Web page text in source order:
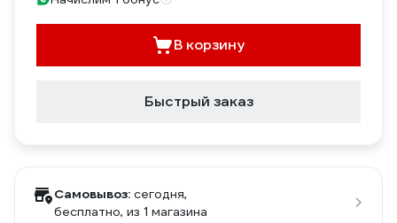
В корзину
Быстрый заказ
Самовывоз: сегодня,
бесплатно, из 1 магазина